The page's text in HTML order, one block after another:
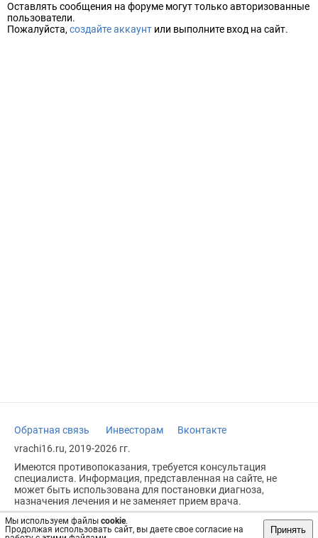
Мы используем файлы cookie.
Продолжая использовать сайт, вы даете свое согласие на
Принять
Оставлять сообщения на форуме могут только авторизованные
пользователи.
Пожалуйста, создайте аккаунт или выполните вход на сайт.
Обратная связь Инвесторам
Вконтакте
vrachi16.ru, 2019-2026 гг.
Имеются противопоказания, требуется консультация
специалиста. Информация, представленная на сайте, не
может быть использована для постановки диагноза,
назначения лечения и не заменяет прием врача.
Возрастное ограничение: 18+